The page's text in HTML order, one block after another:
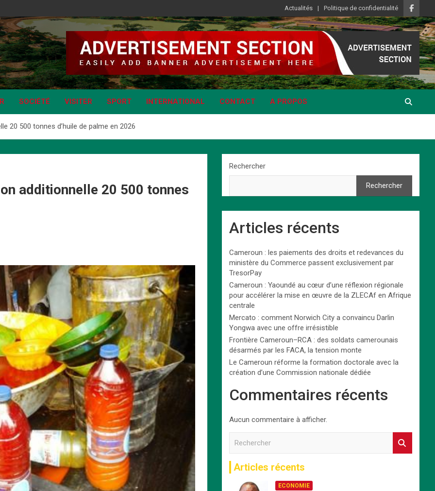
Actualités Politique de confidentialité
SOCIÉTÉ VISITER SPORT INTERNATIONAL CONTACT A PROPOS
20 500 tonnes d’huile de palme en 2026
additionnelle 20 500 tonnes
Rechercher
Rechercher
Articles récents
Cameroun : les paiements des droits et redevances du
ministère du Commerce passent exclusivement par
TresorPay
Cameroun : Yaoundé au cœur d’une réflexion régionale
pour accélérer la mise en œuvre de la ZLECAf en Afrique
centrale
Mercato : comment Norwich City a convaincu Darlin
Yongwa avec une offre irrésistible
Frontière Cameroun–RCA : des soldats camerounais
désarmés par les FACA, la tension monte
Le Cameroun réforme la formation doctorale avec la
création d’une Commission nationale dédiée
Commentaires récents
Aucun commentaire à afficher.
Articles récents
ECONOMIE